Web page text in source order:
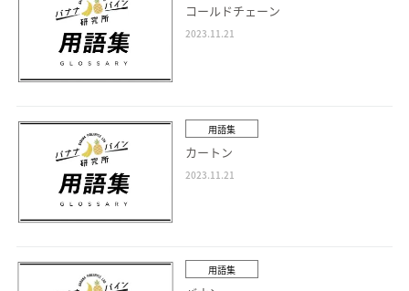
コールドチェーン
2023.11.21
用語集
カートン
2023.11.21
用語集